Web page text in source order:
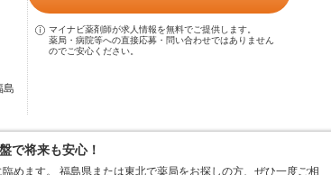
島
マイナビ薬剤師が求人情報を無料でご提供します。
薬局・病院等への直接応募・問い合わせではありません
のでご安心ください。
で将来も安心！
めます。 福島県または東北で薬局をお探しの方、ぜひ一度ご相